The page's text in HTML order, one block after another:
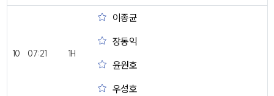
10 07:21 1H
이종균
장동익
윤원호
우성호